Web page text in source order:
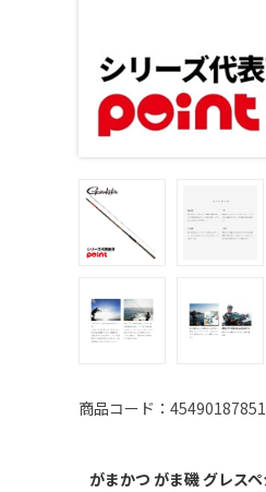
商品コード：
がまかつ がま磯 グレス